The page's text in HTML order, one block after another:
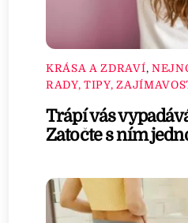
KRÁSA A ZDRAVÍ,
RADY, TIPY,
Trápí vás
Zatočte s ním